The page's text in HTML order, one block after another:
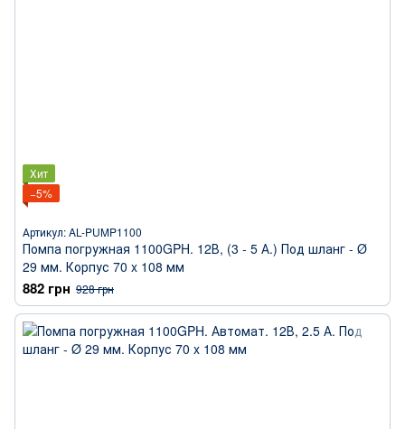
Хит
−5%
Артикул: AL-PUMP1100
Помпа погружная 1100GPH. 12В, (3 - 5 А.) Под шланг - Ø
29 мм. Корпус 70 x 108 мм
882 грн 928 грн